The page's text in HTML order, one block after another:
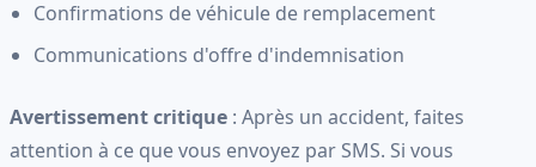
Confirmations de véhicule de remplacement
Communications d'offre d'indemnisation
Avertissement critique : Après un accident, faites
attention à ce que vous envoyez par SMS. Si vous